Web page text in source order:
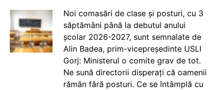
Noi comasări de clase și posturi, cu 3
săptămâni până la debutul anului
școlar 2026-2027, sunt semnalate de
Alin Badea, prim-vicepreședinte USLI
Gorj: Ministerul o comite grav de tot.
Ne sună directorii disperați că oamenii
rămân fără posturi. Ce se întâmplă cu